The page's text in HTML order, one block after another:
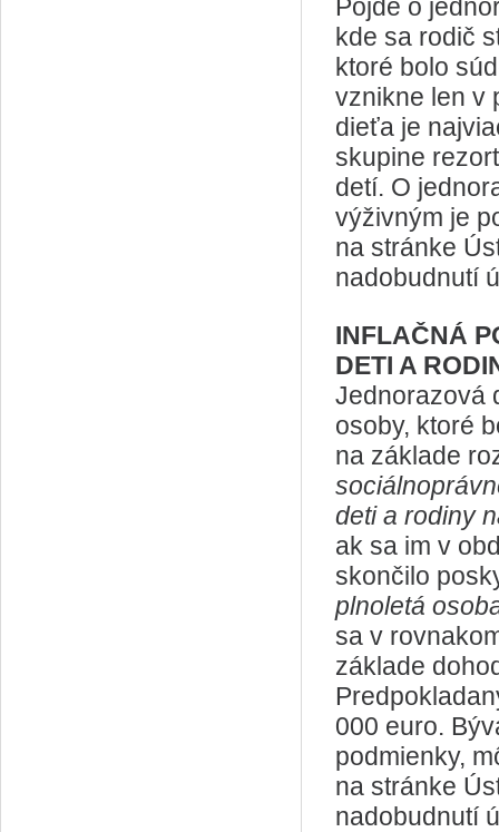
Pôjde o
kde sa rodič
ktoré bolo
vznikne len v
dieťa je
skupine
detí. O
výživným je
na stránke
nadobudnutí
INFLAČNÁ
DETI A
Jednorazová
osoby, ktoré
na základe
deti a rodiny
ak sa im v
skončilo
plnoletá
sa v
základe
000 euro.
podmienky,
na stránke
nadobudnutí